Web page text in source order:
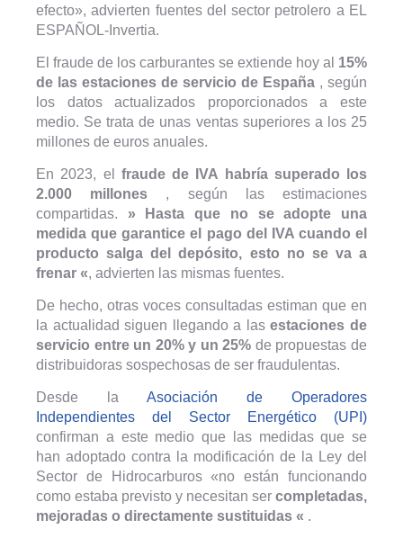
efecto», advierten fuentes del sector petrolero a EL
ESPAÑOL-Invertia.
El fraude de los carburantes se extiende hoy al 15%
de las estaciones de servicio de España , según
los datos actualizados proporcionados a este
medio. Se trata de unas ventas superiores a los 25
millones de euros anuales.
En 2023, el
fraude de IVA habría superado los
2.000 millones , según las estimaciones
compartidas. » Hasta que no se adopte una
medida que garantice el pago del IVA cuando el
producto salga del depósito, esto no se va a
frenar «, advierten las mismas fuentes.
De hecho, otras voces consultadas estiman que en
la actualidad siguen llegando a lasestaciones de
servicio entre un 20% y un 25% de propuestas de
distribuidoras sospechosas de ser fraudulentas.
Desde la Asociación de Operadores
Independientes del Sector Energético (UPI)
confirman a este medio que las medidas que se
han adoptado contra la modificación de la Ley del
Sector de Hidrocarburos «no están funcionando
como estaba previsto y necesitan ser completadas,
mejoradas o directamente sustituidas « .